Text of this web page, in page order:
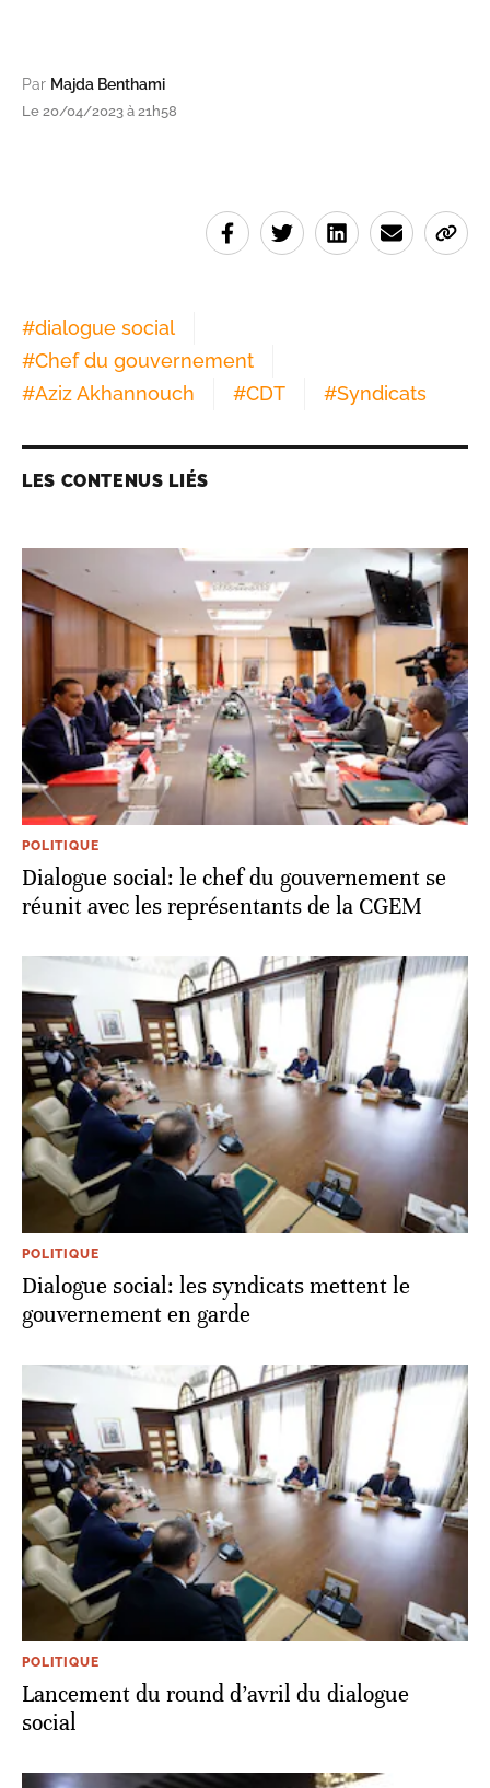
Par Majda Benthami
Le 20/04/2023 à 21h58
#dialogue social
#Chef du gouvernement
#Aziz Akhannouch #CDT #Syndicats
LES CONTENUS LIÉS
POLITIQUE
Dialogue social: le chef du gouvernement se
réunit avec les représentants de la CGEM
POLITIQUE
Dialogue social: les syndicats mettent le
gouvernement en garde
POLITIQUE
Lancement du round d’avril du dialogue
social